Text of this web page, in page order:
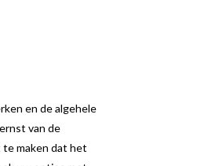
en de algehele
van de
te maken dat het